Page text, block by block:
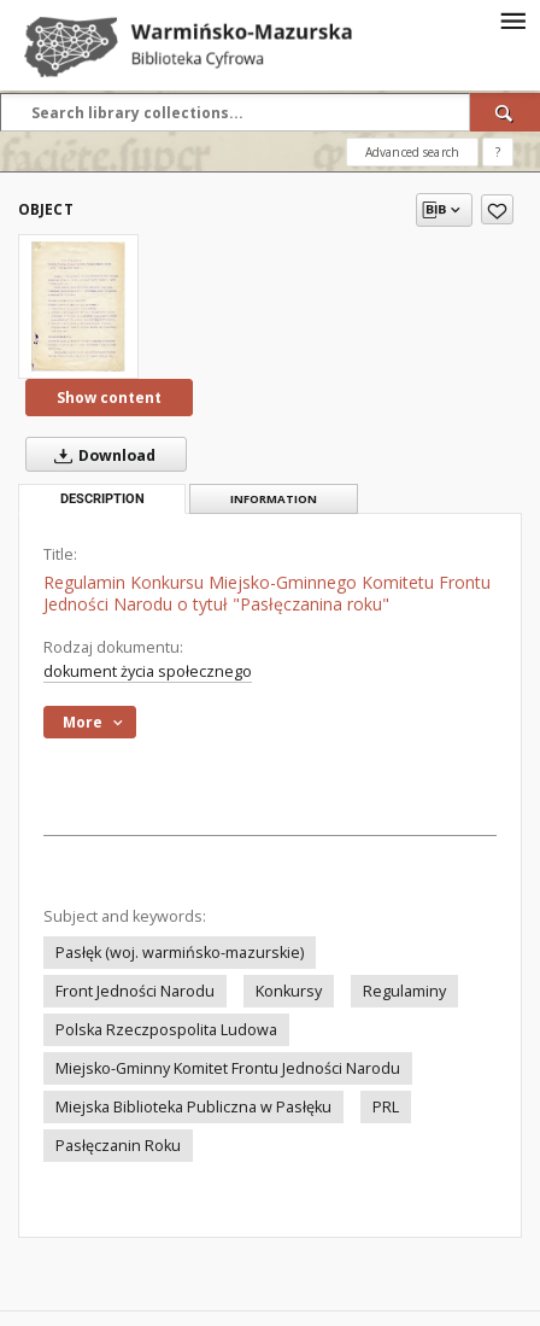
Advanced search ?
OBJECT
Show content
Download
DESCRIPTION INFORMATION
Title:
Regulamin Konkursu Miejsko-Gminnego Komitetu Frontu
Jedności Narodu o tytuł "Pasłęczanina roku"
Rodzaj dokumentu:
dokument życia społecznego
More
Subject and keywords:
Pasłęk (woj. warmińsko-mazurskie)
Front Jedności Narodu
Konkursy
Regulaminy
Polska Rzeczpospolita Ludowa
Miejsko-Gminny Komitet Frontu Jedności Narodu
Miejska Biblioteka Publiczna w Pasłęku
PRL
Pasłęczanin Roku